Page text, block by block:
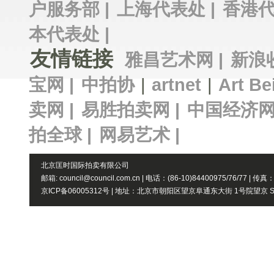
户服务部 | 上海代表处 | 香港
本代表处 |
友情链接 雅昌艺术网 | 新浪
宝网 | 中拍协 | artnet | Art
卖网 | 易胜拍卖网 | 中国经济
拍全球 |
网易艺术 |
北京匡时国际拍卖有限公司
邮箱: council@council.com.cn | 电话：(86-10)84400975/76/77 | 传真
京ICP备06005312号 | 地址：北京市朝阳区望京阜通东大街 1号院望京